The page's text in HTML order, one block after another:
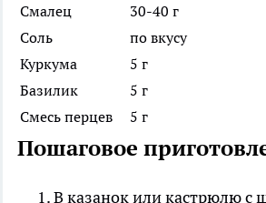
Смалец
30-40 г
Соль
по вкусу
Куркума
5 г
Базилик
5 г
Смесь перцев
5 г
Пошаговое
В казанок или кастрюлю с